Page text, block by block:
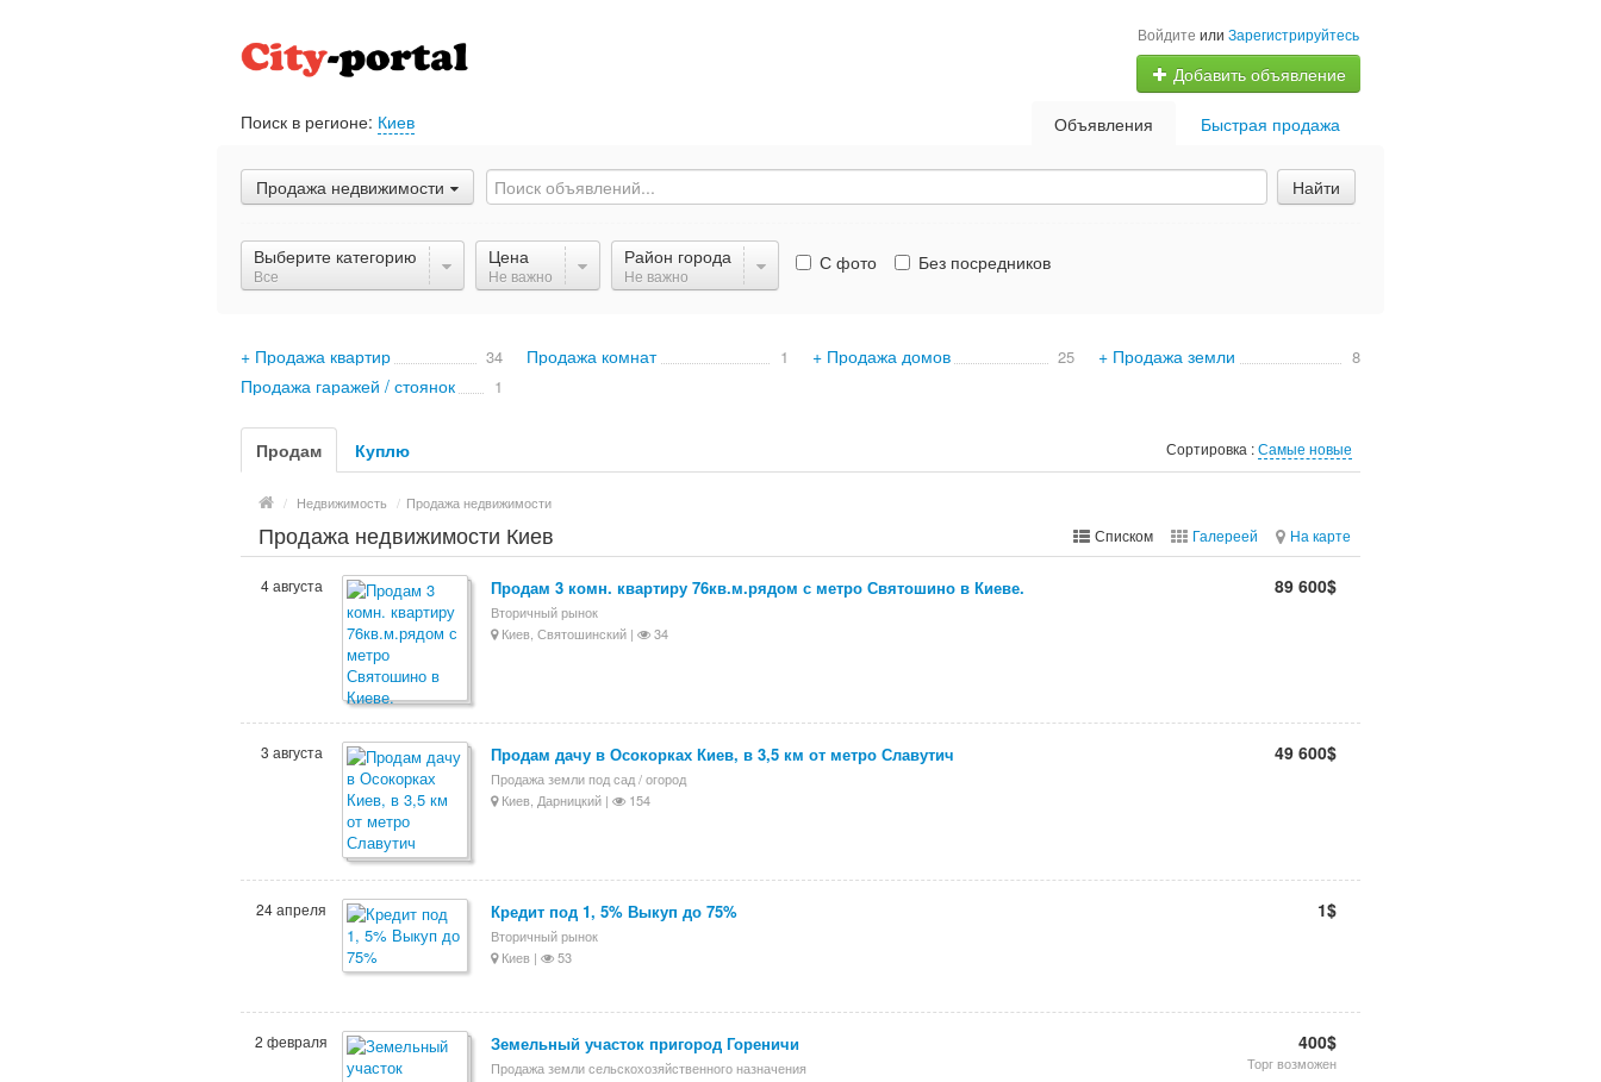
Войдите или Зарегистрируйтесь
Добавить объявление
Поиск в регионе: Киев Быстрая продажа
Объявления
Продажа недвижимости Найти
Выберите категорию
Все
Цена
Не важно
Район города
Не важно
С фото Без посредников
+ Продажа квартир 34 Продажа комнат 1 + Продажа домов 25 + Продажа земли 8
Продажа гаражей / стоянок 1
Продам Куплю Сортировка :Самые новые
/ Недвижимость / Продажа недвижимости
Продажа недвижимости Киев Списком Галереей На карте
4 августа Продам 3 комн. квартиру 76кв.м.рядом с метро Святошино в Киеве.
Вторичный рынок
Киев, Святошинский |
34
89 600$
3 августа Продам дачу в Осокорках Киев, в 3,5 км от метро Славутич
Продажа земли под сад / огород
Киев, Дарницкий |
154
49 600$
24 апреля Кредит под 1, 5% Выкуп до 75%
Вторичный рынок
Киев |
53
1$
2 февраля Земельный участок пригород Гореничи
Продажа земли сельскохозяйственного назначения
400$
Торг возможен